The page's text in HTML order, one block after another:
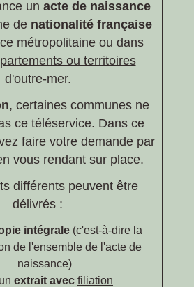
un acte de naissance
de nationalité française
métropolitaine ou dans
ou territoires
d'outre-mer.
, certaines communes ne
ce téléservice. Dans ce
faire votre demande par
vous rendant sur place.
différents peuvent être
délivrés :
intégrale(c'est-à-dire la
de l'ensemble de l'acte de
naissance)
extrait avec filiation